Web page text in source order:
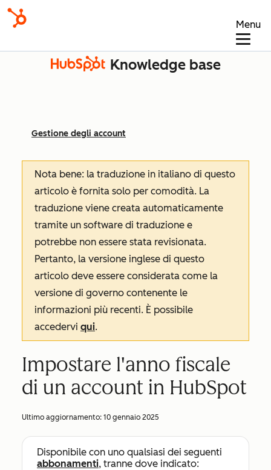
Menu
Knowledge base
Gestione degli account
Nota bene: la traduzione in italiano di questo
articolo è fornita solo per comodità. La
traduzione viene creata automaticamente
tramite un software di traduzione e
potrebbe non essere stata revisionata.
Pertanto, la versione inglese di questo
articolo deve essere considerata come la
versione di governo contenente le
informazioni più recenti. È possibile
accedervi qui.
Impostare l'anno fiscale
di un account in HubSpot
Ultimo aggiornamento: 10 gennaio 2025
Disponibile con uno qualsiasi dei seguenti
abbonamenti, tranne dove indicato: